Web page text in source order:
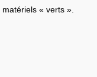
« verts ».